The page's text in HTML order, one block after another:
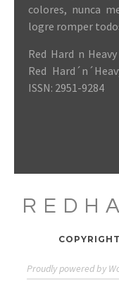
colores, nunca
logre romper
Red Hard n
Red
ISSN: 2951-9284
Proudly powered by